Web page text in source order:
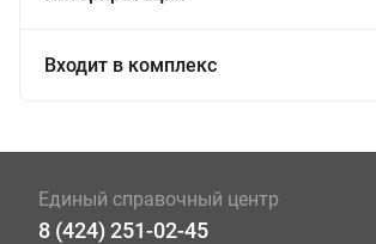
Входит в комплекс
Единый справочный центр
8 (424) 251-02-45